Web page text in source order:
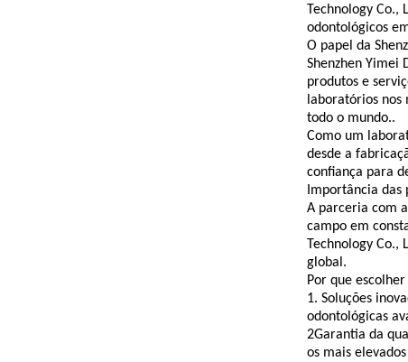
Technology Co.,
odontológicos
O papel da
Shenzhen Yimei
produtos e
laboratórios
todo o mundo..
Como um
desde a
confiança para
Importância
A parceria com
campo em
Technology Co.,
global.
Por que
1. Soluções
odontológicas
2Garantia da
os mais